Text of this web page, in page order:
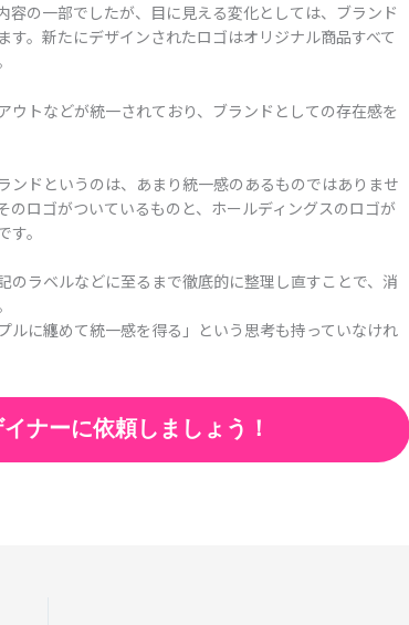
の一部でしたが、目に見える変化としては、ブランド
。新たにデザインされたロゴはオリジナル商品すべて
トなどが統一されており、ブランドとしての存在感を
ンドというのは、あまり統一感のあるものではありませ
ロゴがついているものと、ホールディングスのロゴが
。
のラベルなどに至るまで徹底的に整理し直すことで、消
ルに纏めて統一感を得る」という思考も持っていなけれ
ナーに依頼しましょう！